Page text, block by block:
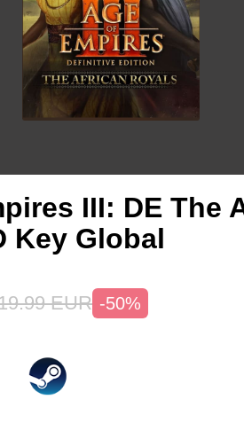
III: DE The
Key Global
EUR -50%